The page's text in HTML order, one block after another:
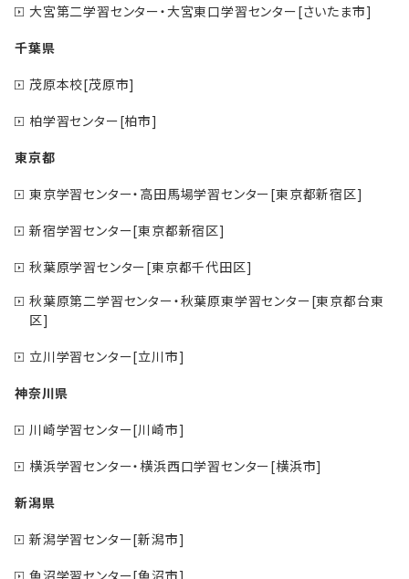
大宮第二学習センター・大宮東口学習センター[さいたま市]
千葉県
茂原本校[茂原市]
柏学習センター[柏市]
東京都
東京学習センター・高田馬場学習センター[東京都新宿区]
新宿学習センター[東京都新宿区]
秋葉原学習センター[東京都千代田区]
秋葉原第二学習センター・秋葉原東学習センター[東京都台東
区]
立川学習センター[立川市]
神奈川県
川崎学習センター[川崎市]
横浜学習センター・横浜西口学習センター[横浜市]
新潟県
新潟学習センター[新潟市]
魚沼学習センター[魚沼市]